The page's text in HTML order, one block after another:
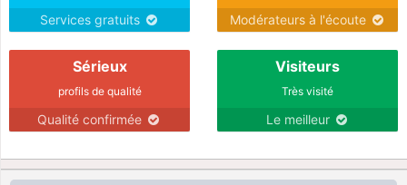
Services gratuits Modérateurs à l'écoute
Sérieux
profils de qualité
Qualité confirmée
Visiteurs
Très visité
Le meilleur